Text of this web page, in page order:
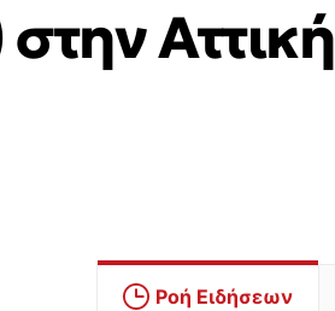
Αττική
Ροή Ειδήσεων